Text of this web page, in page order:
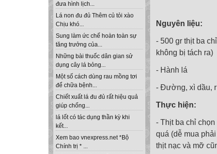
đưa hình lịch...
Lá non đu đủ Thêm củ tỏi xào
Chịu khó...
Sung làm ức chế hoàn toàn sự
tăng trưởng của...
Những bài thuốc dân gian sử
dụng cây lá bỏng...
Một số cách dùng rau mồng tơi
để chữa bệnh...
Chiết xuất lá đu đủ rất hiệu quả
giúp chống...
lá lốt có tác dụng thần kỳ khi
kết...
Xem bao vnexpress.net *Bộ
Chính trị * ...
Nguyên liệu:
- 500 gr thịt ba
không bị tách ra)
- Hành lá
- Đường, xì dầu,
Thực hiện:
- Thịt ba chỉ
quá (dễ mua
thịt nạc và mỡ